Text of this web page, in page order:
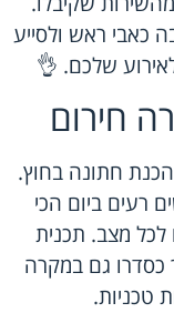
כאבי ראש ולסייע
שלכם. 👌
חירום
חתונה בחוץ.
רעים ביום הכי
לכל מצב. תכנית
כסדרו גם במקרה
טכניות.